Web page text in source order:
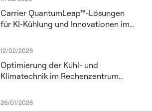
Carrier QuantumLeap™-Lösungen
für KI-Kühlung und Innovationen im
London 2026 vorgestellt
12/02/2026
Optimierung der Kühl- und
Klimatechnik im Rechenzentrum
26/01/2026